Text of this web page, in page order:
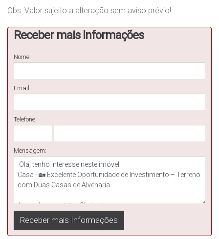
🔹 Área construída/útil:360m²
com estrutura pronta ou deseja obter retorno com aluguel de uma
📄Documentação
📌Aceita propostas– excelente oportunidade para negociação!
Entre em contato e agende sua visita!
Obs: Valor sujeito a alteração sem aviso prévio!
Receber mais Informações
Nome:
Email:
Telefone:
Mensagem: